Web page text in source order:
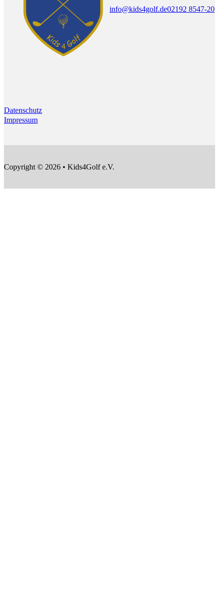
info@kids4golf.de02192 8547-20
Datenschutz
Impressum
Copyright © 2026 • Kids4Golf e.V.